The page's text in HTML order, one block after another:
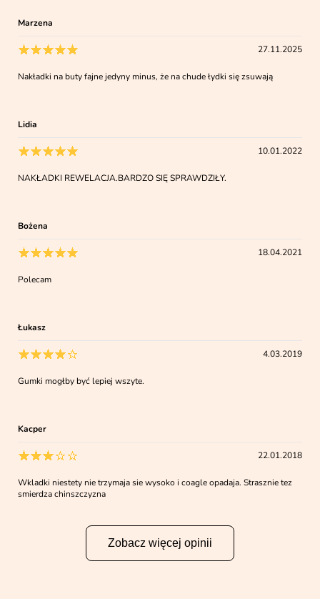
Marzena
27.11.2025
Nakładki na buty fajne jedyny minus, że na chude łydki się zsuwają
Lidia
10.01.2022
NAKŁADKI REWELACJA.BARDZO SIĘ SPRAWDZIŁY.
Bożena
18.04.2021
Polecam
Łukasz
4.03.2019
Gumki mogłby być lepiej wszyte.
Kacper
22.01.2018
Wkladki niestety nie trzymaja sie wysoko i coagle opadaja. Strasznie tez
smierdza chinszczyzna
Zobacz więcej opinii